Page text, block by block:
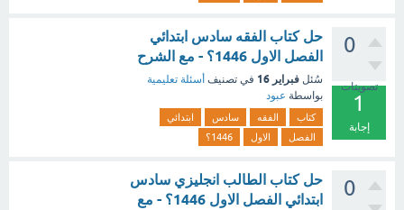
0
تصويتات
1
إجابة
حل كتاب الفقه سادس ابتدائي
الفصل الاول 1446؟ - مع الشرح
سُئل فبراير 16 في تصنيف أسئلة تعليمية
بواسطة عبود
كتاب الفقه سادس
ابتدائي
الفصل
الاول 1446؟
0
حل كتاب الطالب انجليزي سادس
ابتدائي الفصل الاول 1446؟ - مع